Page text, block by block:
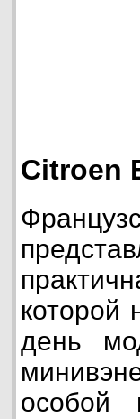
Citroen
которой
день
особой